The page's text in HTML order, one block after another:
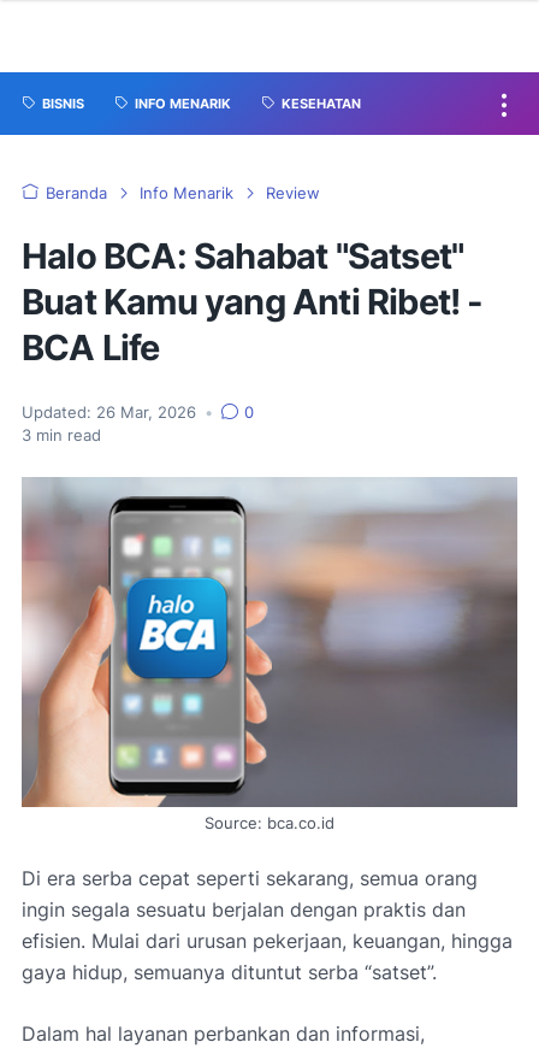
BISNIS INFO MENARIK KESEHATAN
Beranda Info Menarik Review
Halo BCA: Sahabat "Satset"
Buat Kamu yang Anti Ribet! -
BCA Life
Updated: 26 Mar, 2026 •
0
3 min read
Source: bca.co.id
Di era serba cepat seperti sekarang, semua orang
ingin segala sesuatu berjalan dengan praktis dan
efisien. Mulai dari urusan pekerjaan, keuangan, hingga
gaya hidup, semuanya dituntut serba “satset”.
Dalam hal layanan perbankan dan informasi,